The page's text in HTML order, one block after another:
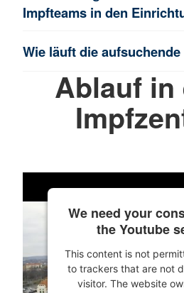
Impfteams in den
Wie läuft die
Ablauf in
We need your
the Youtube
This content is not
to trackers that are not
visitor. The website